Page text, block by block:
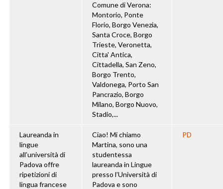
Comune di Verona:
Montorio, Ponte
Florio, Borgo Venezia,
Santa Croce, Borgo
Trieste, Veronetta,
Citta' Antica,
Cittadella, San Zeno,
Borgo Trento,
Valdonega, Porto San
Pancrazio, Borgo
Milano, Borgo Nuovo,
Stadio,...
Laureanda in
lingue
all’università di
Padova offre
ripetizioni di
lingua francese
Ciao! Mi chiamo
Martina, sono una
studentessa
laureanda in Lingue
presso l’Università di
Padova e sono
PD